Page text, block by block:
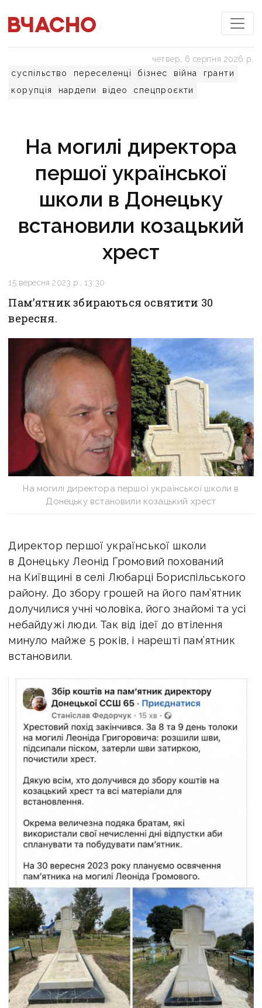
суспільство переселенці бізнес війна
гранти
корупція
нардепи відео спецпроєкти
четвер, 6 серпня 2026 р.
На могилі директора
першої української
школи в Донецьку
встановили козацький
хрест
15 вересня 2023 р., 13:30
Пам’ятник збираються освятити 30
вересня.
На могилі директора першої української школи в
Донецьку встановили козацький хрест
Директор першої української школи
в Донецьку Леонід Громовий похований
на Київщині в селі Любарці Бориспільського
району. До збору грошей на його пам’ятник
долучилися учні чоловіка, його знайомі та усі
небайдужі люди. Так від ідеї до втілення
минуло майже 5 років, і нарешті пам’ятник
встановили.